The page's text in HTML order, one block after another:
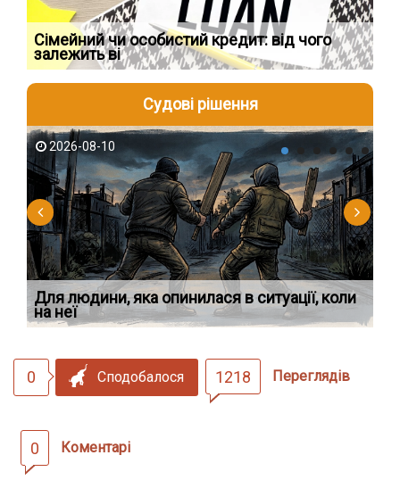
Сімейний чи особистий кредит: від чого
залежить ві
Судові рішення
2026-08-10
Для людини, яка опинилася в ситуації, коли
на неї
0 Сподобалося 1218 Переглядів
0 Коментарі